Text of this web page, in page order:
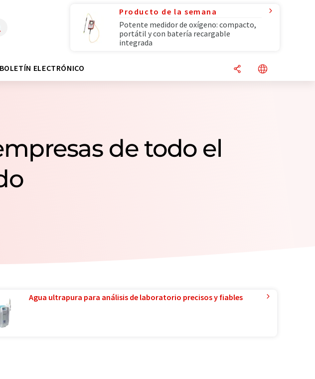
Producto de la semana
Potente medidor de oxígeno: compacto,
portátil y con batería recargable
integrada
BOLETÍN ELECTRÓNICO
de todo el
Agua ultrapura para análisis de laboratorio precisos y fiables